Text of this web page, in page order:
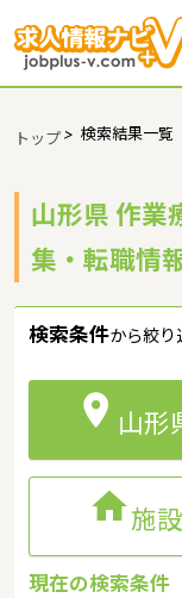
トップ> 検索結果一覧
山形県 作業
集・転職情
検索条件から絞り
 山形
施設
現在の検索条件